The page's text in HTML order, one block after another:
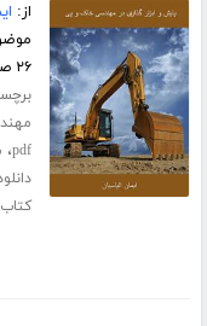
از:
۲۶ صفحه
pdf،